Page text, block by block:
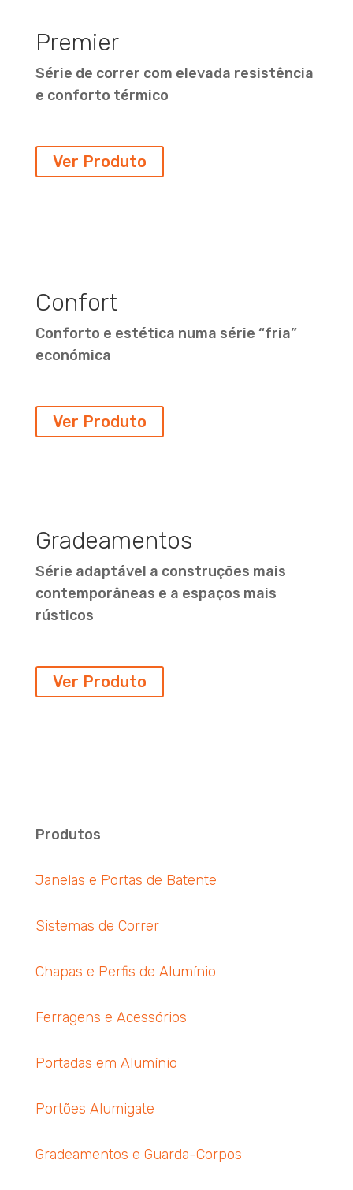
Premier
Série de correr com elevada resistência
e conforto térmico
Ver Produto
Confort
Conforto e estética numa série “fria”
económica
Ver Produto
Gradeamentos
Série adaptável a construções mais
contemporâneas e a espaços mais
rústicos
Ver Produto
Produtos
Janelas e Portas de Batente
Sistemas de Correr
Chapas e Perfis de Alumínio
Ferragens e Acessórios
Portadas em Alumínio
Portões Alumigate
Gradeamentos e Guarda-Corpos